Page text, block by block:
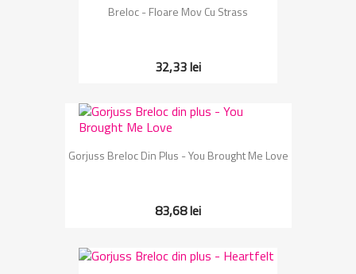
Breloc - Floare Mov Cu Strass
32,33 lei
Gorjuss Breloc Din Plus - You Brought Me Love
83,68 lei